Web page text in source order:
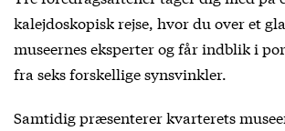
kalejdoskopisk rejse, hvor du over et
museernes eksperter og får indblik i
fra seks forskellige synsvinkler.
Samtidig præsenterer kvarterets